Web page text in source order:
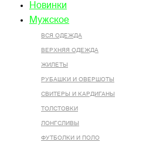
Новинки
Мужское
ВСЯ ОДЕЖДА
ВЕРХНЯЯ ОДЕЖДА
ЖИЛЕТЫ
РУБАШКИ И ОВЕРШОТЫ
СВИТЕРЫ И КАРДИГАНЫ
ТОЛСТОВКИ
ЛОНГСЛИВЫ
ФУТБОЛКИ И ПОЛО